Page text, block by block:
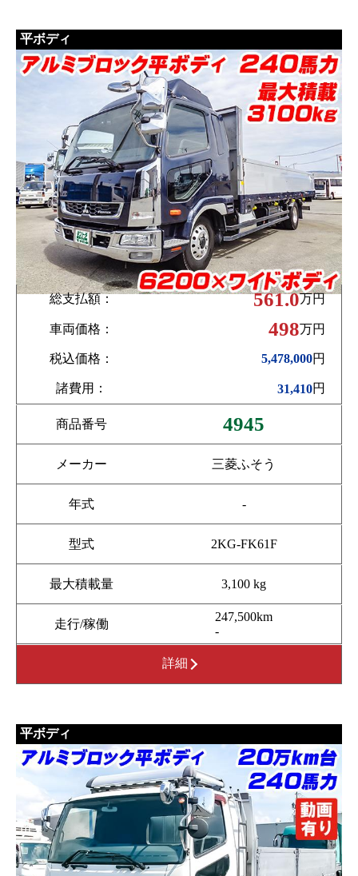
平ボディ
総支払額： 561.0万円
車両価格： 498万円
税込価格： 5,478,000円
諸費用： 31,410円
商品番号 4945
メーカー 三菱ふそう
年式 -
型式 2KG-FK61F
最大積載量 3,100 kg
走行/稼働
247,500km
-
詳細
平ボディ